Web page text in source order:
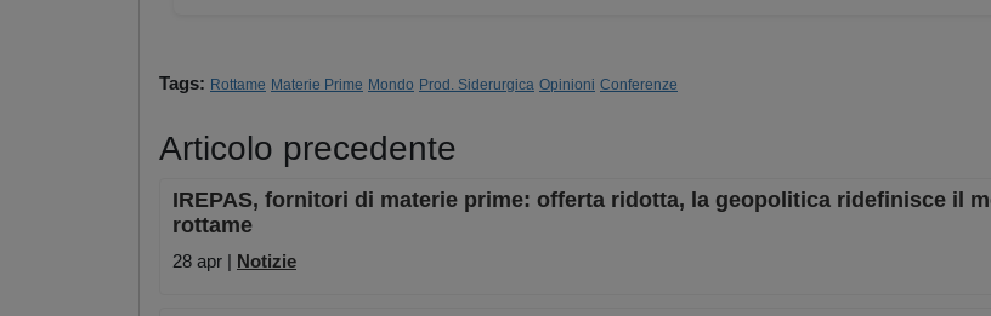
Tags: Rottame Materie Prime Mondo Prod. Siderurgica Opinioni Conferenze
Articolo precedente
IREPAS, fornitori di materie prime: offerta ridotta, la geopolitica ridefinisce il
rottame
28 apr | Notizie